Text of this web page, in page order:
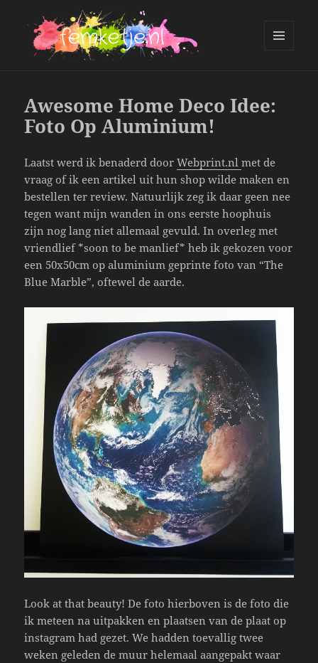
Awesome Home Deco Idee:
Foto Op Aluminium!
Laatst werd ik benaderd doorWebprint.nlmet de
vraag of ik een artikel uit hun shop wilde maken en
bestellen ter review. Natuurlijk zeg ik daar geen nee
tegen want mijn wanden in ons eerste hoophuis
zijn nog lang niet allemaal gevuld. In overleg met
vriendlief *soon to be manlief* heb ik gekozen voor
een 50x50cm op aluminium geprinte foto van “The
Blue Marble”, oftewel de aarde.
Look at that beauty! De foto hierboven is de foto die
ik meteen na uitpakken en plaatsen van de plaat op
instagram had gezet. We hadden toevallig twee
weken geleden de muur helemaal aangepakt waar